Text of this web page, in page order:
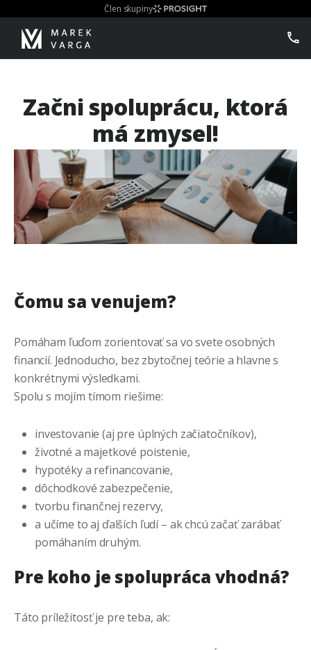
Člen skupiny
Začni spoluprácu, ktorá
má zmysel!
Čomu sa venujem?
Pomáham ľuďom zorientovať sa vo svete osobných
financií. Jednoducho, bez zbytočnej teórie a hlavne s
konkrétnymi výsledkami.
Spolu s mojím tímom riešime:
investovanie (aj pre úplných začiatočníkov),
životné a majetkové poistenie,
hypotéky a refinancovanie,
dôchodkové zabezpečenie,
tvorbu finančnej rezervy,
a učíme to aj ďalších ľudí – ak chcú začať zarábať
pomáhaním druhým.
Pre koho je spolupráca vhodná?
Táto príležitosť je pre teba, ak: